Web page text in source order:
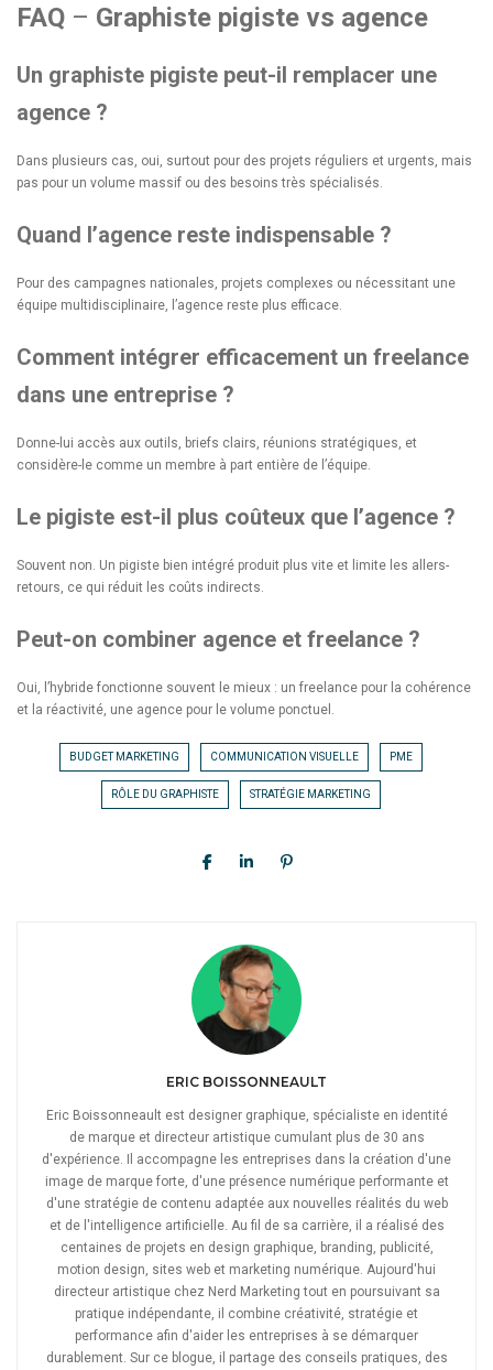
FAQ – Graphiste pigiste vs agence
Un graphiste pigiste peut-il remplacer une
agence ?
Dans plusieurs cas, oui, surtout pour des projets réguliers et urgents, mais
pas pour un volume massif ou des besoins très spécialisés.
Quand l’agence reste indispensable ?
Pour des campagnes nationales, projets complexes ou nécessitant une
équipe multidisciplinaire, l’agence reste plus efficace.
Comment intégrer efficacement un freelance
dans une entreprise ?
Donne-lui accès aux outils, briefs clairs, réunions stratégiques, et
considère-le comme un membre à part entière de l’équipe.
Le pigiste est-il plus coûteux que l’agence ?
Souvent non. Un pigiste bien intégré produit plus vite et limite les allers-
retours, ce qui réduit les coûts indirects.
Peut-on combiner agence et freelance ?
Oui, l’hybride fonctionne souvent le mieux : un freelance pour la cohérence
et la réactivité, une agence pour le volume ponctuel.
BUDGET MARKETING COMMUNICATION VISUELLE PME
RÔLE DU GRAPHISTE STRATÉGIE MARKETING
ERIC BOISSONNEAULT
Eric Boissonneault est designer graphique, spécialiste en identité
de marque et directeur artistique cumulant plus de 30 ans
d'expérience. Il accompagne les entreprises dans la création d'une
image de marque forte, d'une présence numérique performante et
d'une stratégie de contenu adaptée aux nouvelles réalités du web
et de l'intelligence artificielle. Au fil de sa carrière, il a réalisé des
centaines de projets en design graphique, branding, publicité,
motion design, sites web et marketing numérique. Aujourd'hui
directeur artistique chez Nerd Marketing tout en poursuivant sa
pratique indépendante, il combine créativité, stratégie et
performance afin d'aider les entreprises à se démarquer
durablement. Sur ce blogue, il partage des conseils pratiques, des